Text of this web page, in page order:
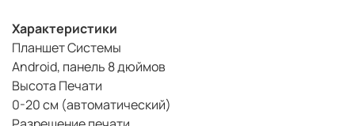
Характеристики
Планшет Системы
Android, панель 8 дюймов
Высота Печати
0-20 см (автоматический)